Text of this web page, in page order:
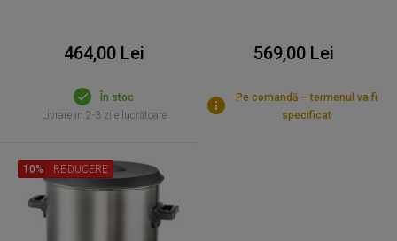
464,00 Lei
În stoc
Livrare in 2-3 zile lucrătoare
569,00 Lei
Pe comandă – termenul va fi
specificat
10% REDUCERE